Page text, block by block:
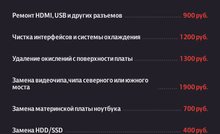
Ремонт HDMI, USB и других разъемов 900 руб.
Чистка интерфейсов и системы охлаждения 1 200 руб.
Удаление окислений с поверхности платы 1 300 руб.
Замена видеочипа,чипа северного или южного
моста
1 900 руб.
Замена материнской платы ноутбука 700 руб.
Замена HDD/SSD 400 руб.